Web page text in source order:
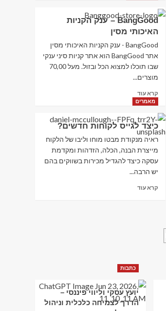
דיל
אקסטרים
–
אתר
הגאדג'טים
הראשון
BangGood – ענק הקניות
האיכותי מסין
BangGood - ענק הקניות האיכותי מסין
אתר BangGood הוא אתר קניות סיני ענקי
שבו תוכלו למצוא הכל ובזול. מעל 70,00
מוצרים...
קרא עודRead
more
BangGood
–
ענק
הקניות
האיכותי
מאמרים
כיצד לגייס לקוחות חדשים?
ראיה מנקודת מבטו מוחו וליבו של הלקוח
מייצרת הבנה, הכלה, הזדהות ומקדמת
עסקה כיצד להגדיל מכירות בשווקים בהם
יש הרבה...
קרא עודRead
כתבות
יועץ עסקי וליווי פיננסי –
הדרך לצמיחה כלכלית וניהול